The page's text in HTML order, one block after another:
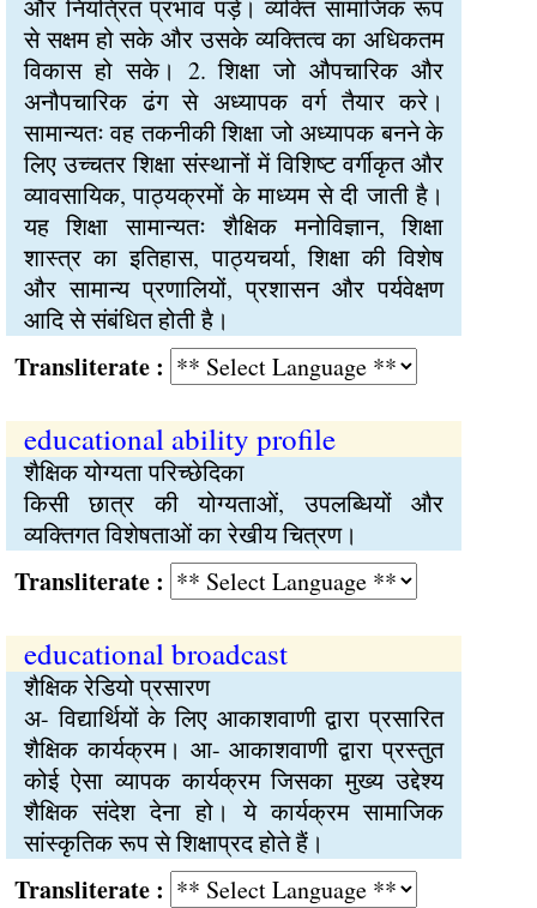
और नियंत्रित प्रभाव पड़े। व्यक्ति सामाजिक रूप
से सक्षम हो सके और उसके व्यक्तित्व का अधिकतम
विकास हो सके। 2. शिक्षा जो औपचारिक और
अनौपचारिक ढंग से अध्यापक वर्ग तैयार करे।
सामान्यतः वह तकनीकी शिक्षा जो अध्यापक बनने के
लिए उच्चतर शिक्षा संस्थानों में विशिष्ट वर्गीकृत और
व्यावसायिक, पाठ्यक्रमों के माध्यम से दी जाती है।
यह शिक्षा सामान्यतः शैक्षिक मनोविज्ञान, शिक्षा
शास्त्र का इतिहास, पाठ्यचर्या, शिक्षा की विशेष
और सामान्य प्रणालियों, प्रशासन और पर्यवेक्षण
आदि से संबंधित होती है।
:
educational ability profile
शैक्षिक योग्यता परिच्छेदिका
किसी छात्र की योग्यताओं, उपलब्धियों और
व्यक्तिगत विशेषताओं का रेखीय चित्रण।
:
educational broadcast
शैक्षिक रेडियो प्रसारण
अ- विद्यार्थियों के लिए आकाशवाणी द्वारा प्रसारित
शैक्षिक कार्यक्रम। आ- आकाशवाणी द्वारा प्रस्तुत
कोई ऐसा व्यापक कार्यक्रम जिसका मुख्य उद्देश्य
शैक्षिक संदेश देना हो। ये कार्यक्रम सामाजिक
सांस्कृतिक रूप से शिक्षाप्रद होते हैं।
: